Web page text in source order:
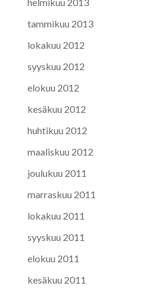
tammikuu 2013
lokakuu 2012
syyskuu 2012
elokuu 2012
kesäkuu 2012
huhtikuu 2012
maaliskuu 2012
joulukuu 2011
marraskuu 2011
lokakuu 2011
syyskuu 2011
elokuu 2011
kesäkuu 2011